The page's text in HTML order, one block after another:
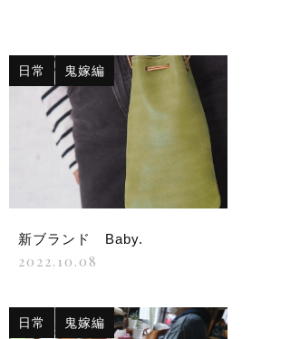
日常 鬼嫁編
新ブランド Baby.
2022.10.08
日常 鬼嫁編
セール